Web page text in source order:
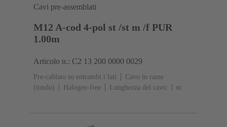
Cavi pre-assemblati
M12 A-cod 4-pol st /st m /f PUR
1.00m
Articolo n.: C2 13 200 0000 0029
Pre-cablato su entrambi i lati
Cavo in rame
(tondo)
Halogen-free Lunghezza del cavo: 1 m